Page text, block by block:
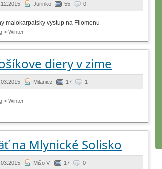
Jurinko 55 0
malokarpatsky vystup na Filomenu
> Winter
diery v zime
Milaniez 17 1
> Winter
na Mlynické Solisko
Mišo V. 17 0